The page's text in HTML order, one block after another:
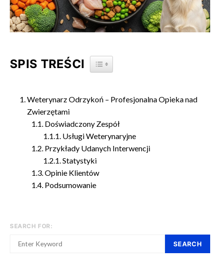
SPIS TREŚCI TOGGLE TABLE OF CONTENT
Weterynarz Odrzykoń – Profesjonalna Opieka nad
Zwierzętami
Doświadczony Zespół
Usługi Weterynaryjne
Przykłady Udanych Interwencji
Statystyki
Opinie Klientów
Podsumowanie
SEARCH FOR:
SEARCH